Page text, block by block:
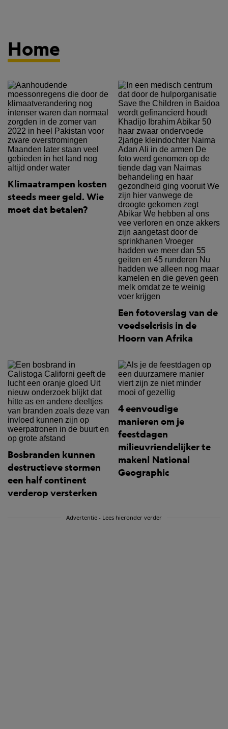
Home
Klimaatrampen kosten
steeds meer geld. Wie
moet dat betalen?
Een fotoverslag van de
voedselcrisis in de
Hoorn van Afrika
Bosbranden kunnen
destructieve stormen
een half continent
verderop versterken
4 eenvoudige
manieren om je
feestdagen
milieuvriendelijker te
maken| National
Geographic
Advertentie - Lees hieronder verder